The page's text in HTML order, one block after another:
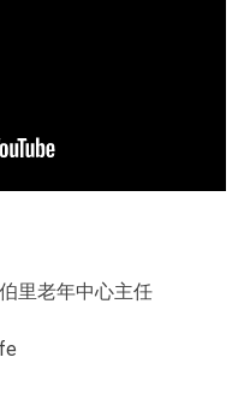
里老年中心主任